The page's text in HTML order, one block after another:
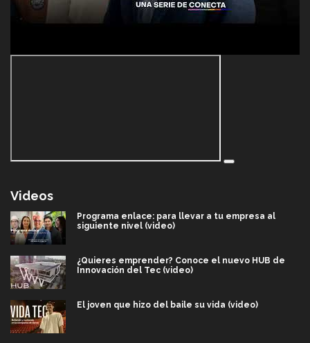
Videos
Programa enlace: para llevar a tu empresa al
siguiente nivel (video)
¿Quieres emprender? Conoce el nuevo HUB de
Innovación del Tec (video)
El joven que hizo del baile su vida (video)